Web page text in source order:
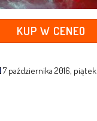
KUP W CENEO
7 października 2016, piątek